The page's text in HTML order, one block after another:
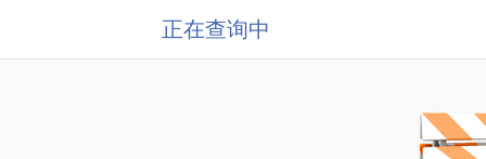
正在查询中